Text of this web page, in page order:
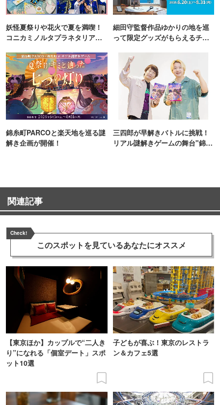
妖怪夏祭りや花火で夏を満喫！
コニカミノルタプラネタリア
細田守監督作品ゆかりの地を巡
って限定グッズがもらえるチャ
錦糸町PARCOと楽天地を巡る謎
解き企画が開催！
三四郎が早解きバトルに挑戦！
リアル謎解きゲームの舞台"錦糸
関連記事
Check!
このスポットを見ているあなたにオススメ
【東京ほか】カップルで“二人き
り”になれる「個室デート」スポ
ット10選
子どもが喜ぶ！東京のレストラ
ン＆カフェ5選